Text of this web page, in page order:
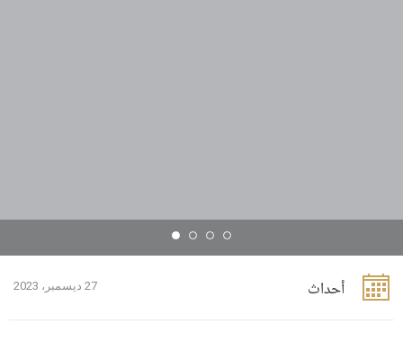
أحداث 27 ديسمبر، 2023